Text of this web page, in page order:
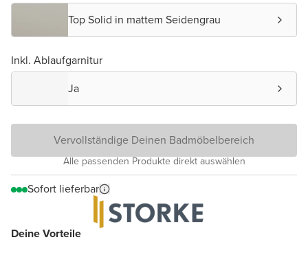
Deine Vorteile
Top Solid in mattem Seidengrau
Inkl. Ablaufgarnitur
Ja
Vervollständige Deinen Badmöbelbereich
Alle passenden Produkte direkt auswählen
Sofort lieferbar